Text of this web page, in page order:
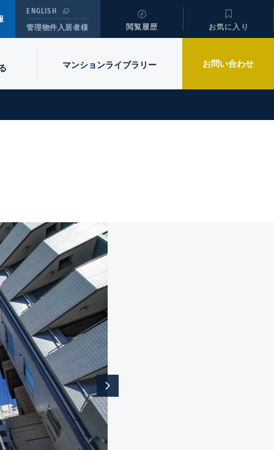
ENGLISH
管理物件入居者様
閲覧履歴 お気に入り
マンションライブラリー お問い合わせ